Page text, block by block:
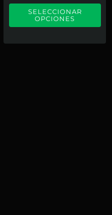
SELECCIONAR
OPCIONES